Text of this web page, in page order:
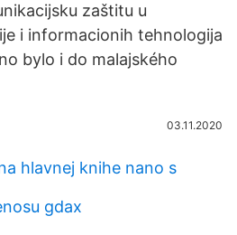
zaštitu u
i informacionih tehnologija
bylo i do malajského
03.11.2020
hlavnej knihe nano s
gdax